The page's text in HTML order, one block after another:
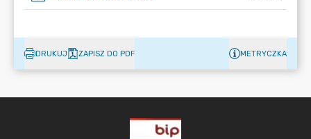
DRUKUJ ZAPISZ DO PDF METRYCZKA